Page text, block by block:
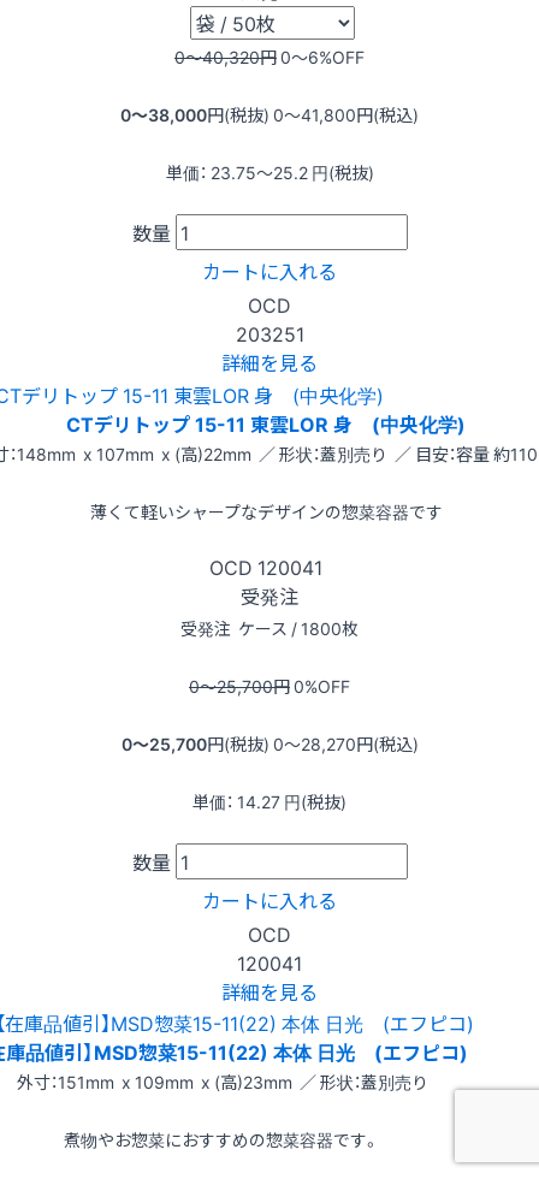
0〜40,320円0〜6%OFF
0〜38,000円(税抜) 0〜41,800円(税込)
単価： 23.75〜25.2 円(税抜)
数量
カートに入れる
OCD
203251
詳細を見る
CTデリトップ 15-11 東雲LOR 身 (中央化学)
：148mm x 107mm x (高)22mm ／ 形状：蓋別売り ／ 目安：容量 約
薄くて軽いシャープなデザインの惣菜容器です
OCD 120041
受発注
受発注 ケース / 1800枚
0〜25,700円0%OFF
0〜25,700円(税抜) 0〜28,270円(税込)
単価： 14.27 円(税抜)
数量
カートに入れる
OCD
120041
詳細を見る
庫品値引】MSD惣菜15-11(22) 本体 日光 (エフピコ)
外寸：151mm x 109mm x (高)23mm ／ 形状：蓋別売り
煮物やお惣菜におすすめの惣菜容器です。